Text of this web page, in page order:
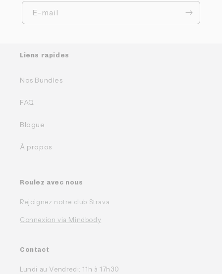
E-mail
Liens rapides
Nos Bundles
FAQ
Blogue
À propos
Roulez avec nous
Rejoignez notre club Strava
Connexion via Mindbody
Contact
Lundi au Vendredi: 11h à 17h30